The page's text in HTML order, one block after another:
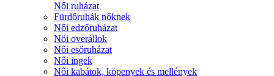
Női ruházat
Fürdőruhák nőknek
Női edzőruházat
Nöi overállok
Női esőruházat
Női ingek
Női kabátok, köpenyek és mellények